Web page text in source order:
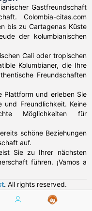
Gastfreundschaft
Colombia-citas.com
bis zu Cartagenas Küste
der kolumbianischen
Cali oder tropischen
Kolumbianer, die Ihre
Freundschaften
Plattform und erleben Sie
und Freundlichkeit. Keine
Möglichkeiten für
schöne Beziehungen
auf.
Sie zu Ihrer nächsten
führen. ¡Vamos a
. All rights reserved.